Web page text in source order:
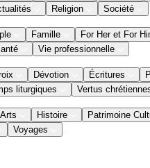
Religion Société
Famille
For Her et For
Vie professionnelle
Dévotion Écritures
liturgiques Vertus
Arts Histoire
Patrimoine
Voyages